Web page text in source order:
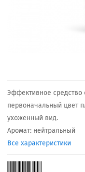
Эффективное средство
первоначальный цвет
ухоженный вид.
Аромат: нейтральный
Все характеристики